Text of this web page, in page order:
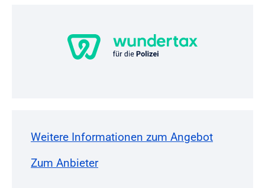
Weitere Informationen zum Angebot
Zum Anbieter